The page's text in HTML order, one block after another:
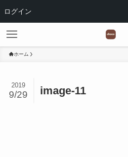
ログイン
ホーム
image-11
2019
9/29